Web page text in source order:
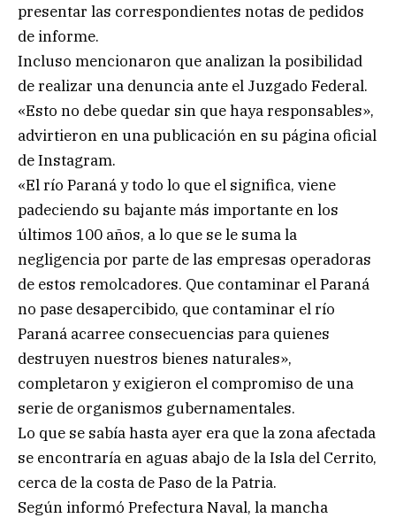
presentar las correspondientes notas de pedidos
de informe.
Incluso mencionaron que analizan la posibilidad
de realizar una denuncia ante el Juzgado Federal.
«Esto no debe quedar sin que haya responsables»,
advirtieron en una publicación en su página oficial
de Instagram.
«El río Paraná y todo lo que el significa, viene
padeciendo su bajante más importante en los
últimos 100 años, a lo que se le suma la
negligencia por parte de las empresas operadoras
de estos remolcadores. Que contaminar el Paraná
no pase desapercibido, que contaminar el río
Paraná acarree consecuencias para quienes
destruyen nuestros bienes naturales»,
completaron y exigieron el compromiso de una
serie de organismos gubernamentales.
Lo que se sabía hasta ayer era que la zona afectada
se encontraría en aguas abajo de la Isla del Cerrito,
cerca de la costa de Paso de la Patria.
Según informó Prefectura Naval, la mancha